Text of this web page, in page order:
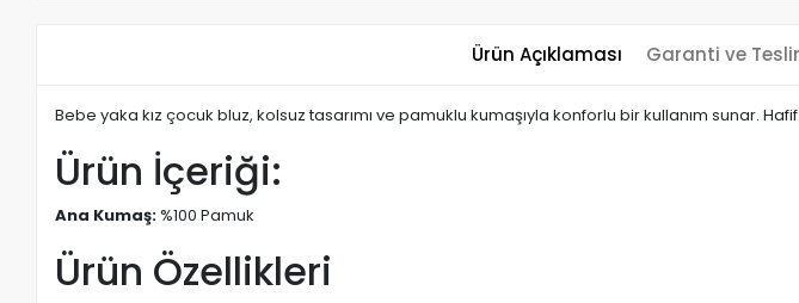
Ürün Açıklaması Garanti ve
Bebe yaka kız çocuk bluz, kolsuz tasarımı ve pamuklu kumaşıyla konforlu bir kullanım sunar.
Ürün İçeriği:
Ana Kumaş: %100 Pamuk
Ürün Özellikleri